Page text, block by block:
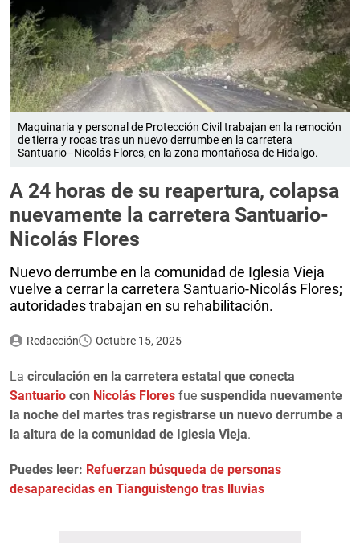
Maquinaria y personal de Protección Civil trabajan en la remoción
de tierra y rocas tras un nuevo derrumbe en la carretera
Santuario–Nicolás Flores, en la zona montañosa de Hidalgo.
A 24 horas de su reapertura, colapsa
nuevamente la carretera Santuario-
Nicolás Flores
Nuevo derrumbe en la comunidad de Iglesia Vieja
vuelve a cerrar la carretera Santuario-Nicolás Flores;
autoridades trabajan en su rehabilitación.
Redacción Octubre 15, 2025
La circulación en la carretera estatal que conecta
Santuario con Nicolás Flores fue suspendida nuevamente
la noche del martes tras registrarse un nuevo derrumbe a
la altura de la comunidad de Iglesia Vieja.
Puedes leer: Refuerzan búsqueda de personas
desaparecidas en Tianguistengo tras lluvias